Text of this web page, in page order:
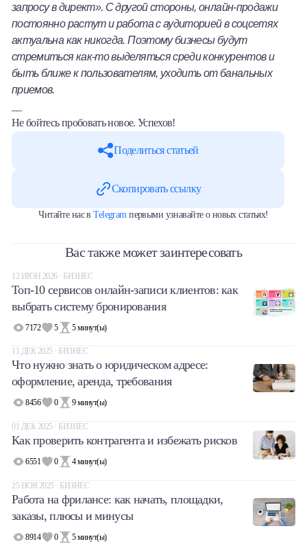
запросу в директ». С другой стороны, онлайн-продажи
постоянно растут и работа с аудиторией в соцсетях
актуальна как никогда. Поэтому бизнесы будут
стремиться как-то выделяться среди конкурентов и
быть ближе к пользователям, уходить от банальных
приемов.
Не бойтесь пробовать новое. Успехов!
Поделиться статьей
Скопировать ссылку
Читайте нас вTelegram первыми узнавайте о новых статьях!
Вас также может заинтересовать
12 ИЮН 2026 · БИЗНЕС
Топ-10 сервисов онлайн-записи клиентов: как
выбрать систему бронирования
7172 5 5 минут(ы)
11 ДЕК 2025 · БИЗНЕС
Что нужно знать о юридическом адресе:
оформление, аренда, требования
8456 0 9 минут(ы)
01 ДЕК 2025 · БИЗНЕС
Как проверить контрагента и избежать рисков
6551 0 4 минут(ы)
25 НОЯ 2025 · БИЗНЕС
Работа на фрилансе: как начать, площадки,
заказы, плюсы и минусы
8914 0 5 минут(ы)